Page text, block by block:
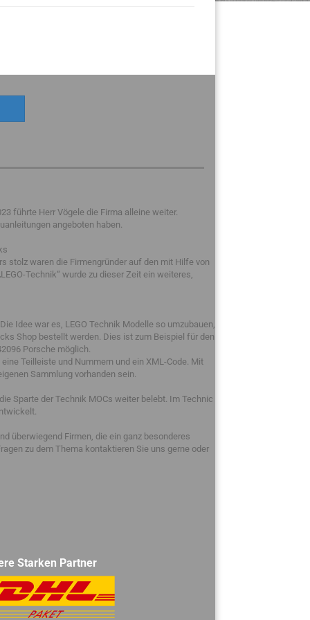
führte Herr Vögele die Firma alleine weiter.
angeboten haben.
stolz waren die Firmengründer auf den mit Hilfe von
Technik“ wurde zu dieser Zeit ein weiteres,
Idee war es, LEGO Technik Modelle so umzubauen,
Shop bestellt werden. Dies ist zum Beispiel für den
Porsche möglich.
Teilleiste und Nummern und ein XML-Code. Mit
Sammlung vorhanden sein.
Sparte der Technik MOCs weiter belebt. Im Technic
überwiegend Firmen, die ein ganz besonderes
zu dem Thema kontaktieren Sie uns gerne oder
Starken Partner